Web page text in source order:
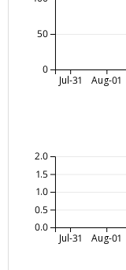
Jul-31 Aug-01
0
50
Jul-31 Aug-01
0.0
0.5
1.0
1.5
2.0